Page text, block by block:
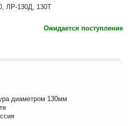
Ожидается поступление
диаметром 130мм